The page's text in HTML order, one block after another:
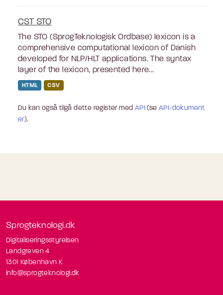
CST STO
The STO (SprogTeknologisk Ordbase) lexicon is a
comprehensive computational lexicon of Danish
developed for NLP/HLT applications. The syntax
layer of the lexicon, presented here...
HTML CSV
Du kan også tilgå dette register med API (seAPI-dokument
er).
Sprogteknologi.dk
Digitaliseringsstyrelsen
Landgreven 4
1301 København K
info@sprogteknologi.dk